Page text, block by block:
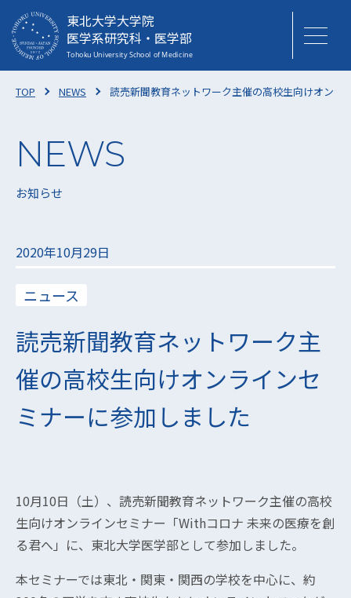
東北大学大学院
医学系研究科・医学部
TOP NEWS 読売新聞教育ネットワーク主催の高校生向けオンラ
お知らせ
2020年10月29日
ニュース
読売新聞教育ネットワーク主
催の高校生向けオンラインセ
ミナーに参加しました
10月10日（土）、読売新聞教育ネットワーク主催の高校
生向けオンラインセミナー「Withコロナ 未来の医療を創
る君へ」に、東北大学医学部として参加しました。
本セミナーでは東北・関東・関西の学校を中心に、約